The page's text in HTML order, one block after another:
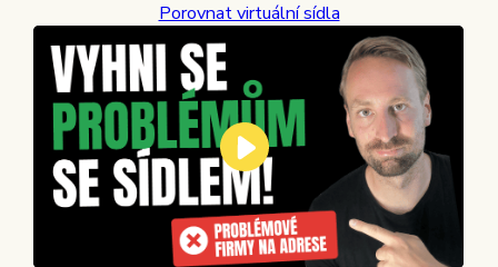
Porovnat virtuální sídla